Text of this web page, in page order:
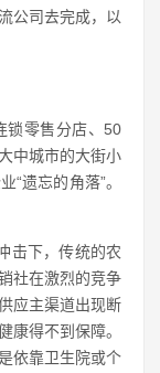
公司去完成，以
锁零售分店、50
中城市的大街小
“遗忘的角落”。
击下，传统的农
社在激烈的竞争
应主渠道出现断
康得不到保障。
依靠卫生院或个